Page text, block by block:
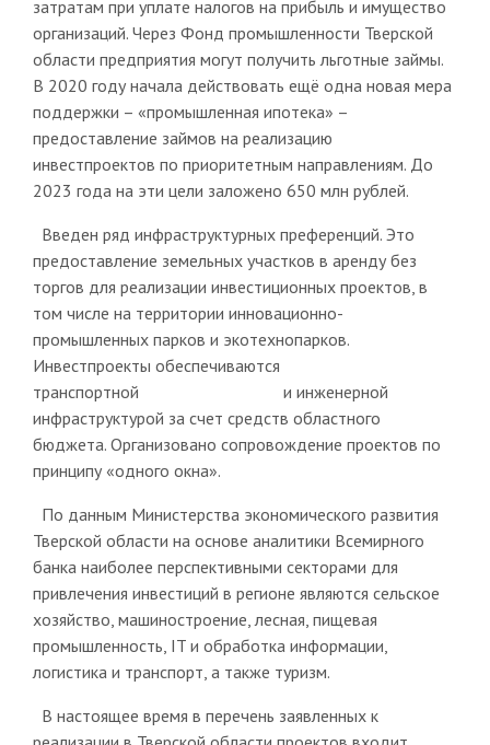
затратам при уплате налогов на прибыль и имущество
организаций. Через Фонд промышленности Тверской
области предприятия могут получить льготные займы.
В 2020 году начала действовать ещё одна новая мера
поддержки – «промышленная ипотека» –
предоставление займов на реализацию
инвестпроектов по приоритетным направлениям. До
2023 года на эти цели заложено 650 млн рублей.
Введен ряд инфраструктурных преференций. Это
предоставление земельных участков в аренду без
торгов для реализации инвестиционных проектов, в
том числе на территории инновационно-
промышленных парков и экотехнопарков.
Инвестпроекты обеспечиваются
транспортной и инженерной
инфраструктурой за счет средств областного
бюджета. Организовано сопровождение проектов по
принципу «одного окна».
По данным Министерства экономического развития
Тверской области на основе аналитики Всемирного
банка наиболее перспективными секторами для
привлечения инвестиций в регионе являются сельское
хозяйство, машиностроение, лесная, пищевая
промышленность, IT и обработка информации,
логистика и транспорт, а также туризм.
В настоящее время в перечень заявленных к